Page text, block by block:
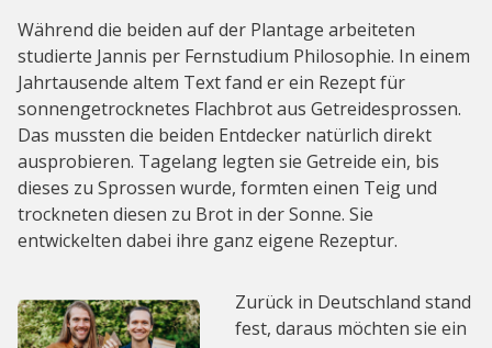
Während die beiden auf der Plantage arbeiteten
studierte Jannis per Fernstudium Philosophie. In einem
Jahrtausende altem Text fand er ein Rezept für
sonnengetrocknetes Flachbrot aus Getreidesprossen.
Das mussten die beiden Entdecker natürlich direkt
ausprobieren. Tagelang legten sie Getreide ein, bis
dieses zu Sprossen wurde, formten einen Teig und
trockneten diesen zu Brot in der Sonne. Sie
entwickelten dabei ihre ganz eigene Rezeptur.
Zurück in Deutschland stand
fest, daraus möchten sie ein